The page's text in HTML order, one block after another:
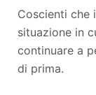
Coscienti che
situazione in
continuare a
di prima.